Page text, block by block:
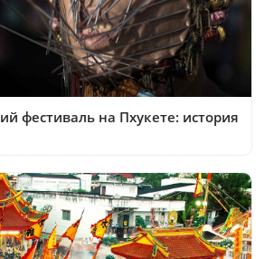
фестиваль на Пхукете: история